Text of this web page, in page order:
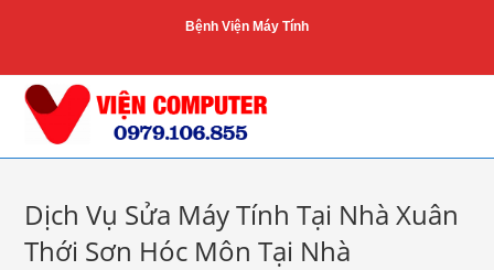
Bệnh Viện Máy Tính
Dịch Vụ Sửa Máy Tính Tại Nhà Xuân
Thới Sơn Hóc Môn Tại Nhà